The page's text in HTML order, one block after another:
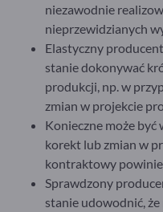
niezawodnie
nieprzewidzianych
Elastyczny
stanie dokonywać
produkcji, np. w
zmian w projekcie
Konieczne może
korekt lub zmian w
kontraktowy
Sprawdzony
stanie udowodnić,